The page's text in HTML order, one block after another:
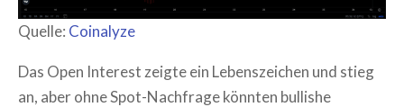
Quelle: Coinalyze
Das Open Interest zeigte ein Lebenszeichen und stieg
an, aber ohne Spot-Nachfrage könnten bullishe